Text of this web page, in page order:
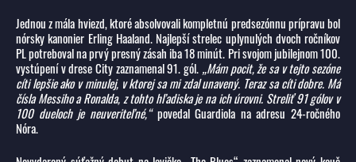
Jednou z mála hviezd, ktoré absolvovali kompletnú predsezónnu prípravu bol
nórsky kanonier Erling Haaland. Najlepší strelec uplynulých dvoch ročníkov
PL potreboval na prvý presný zásah iba 18 minút. Pri svojom jubilejnom 100.
vystúpení v drese City zaznamenal 91. gól. „Mám pocit, že sa v tejto sezóne
cíti lepšie ako v minulej, v ktorej sa mi zdal unavený. Teraz sa cíti dobre. Má
čísla Messiho a Ronalda, z tohto hľadiska je na ich úrovni. Streliť 91 gólov v
100 dueloch je neuveriteľné,“povedal Guardiola na adresu 24-ročného
Nóra.